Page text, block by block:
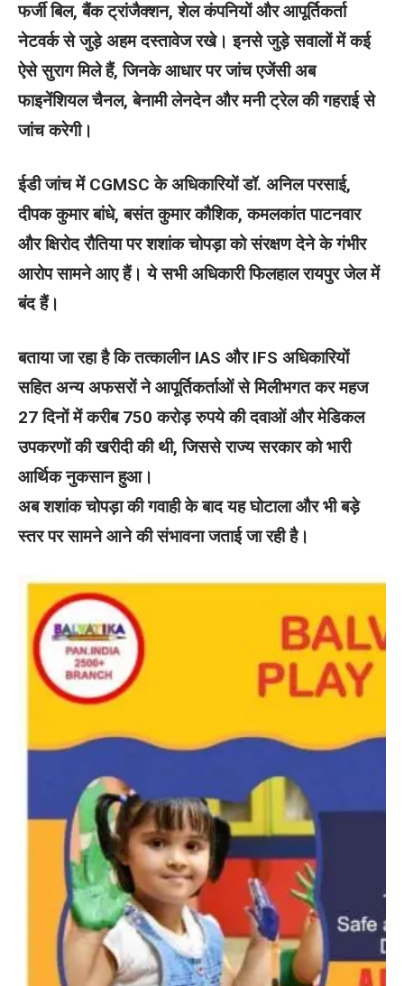
फर्जी बिल, बैंक ट्रांजैक्शन, शेल कंपनियों और आपूर्तिकर्ता
नेटवर्क से जुड़े अहम दस्तावेज रखे। इनसे जुड़े सवालों में कई
ऐसे सुराग मिले हैं, जिनके आधार पर जांच एजेंसी अब
फाइनेंशियल चैनल, बेनामी लेनदेन और मनी ट्रेल की गहराई से
जांच करेगी।
ईडी जांच में CGMSC के अधिकारियों डॉ. अनिल परसाई,
दीपक कुमार बांधे, बसंत कुमार कौशिक, कमलकांत पाटनवार
और क्षिरोद रौतिया पर शशांक चोपड़ा को संरक्षण देने के गंभीर
आरोप सामने आए हैं। ये सभी अधिकारी फिलहाल रायपुर जेल में
बंद हैं।
बताया जा रहा है कि तत्कालीन IAS और IFS अधिकारियों
सहित अन्य अफसरों ने आपूर्तिकर्ताओं से मिलीभगत कर महज
27 दिनों में करीब 750 करोड़ रुपये की दवाओं और मेडिकल
उपकरणों की खरीदी की थी, जिससे राज्य सरकार को भारी
आर्थिक नुकसान हुआ।
अब शशांक चोपड़ा की गवाही के बाद यह घोटाला और भी बड़े
स्तर पर सामने आने की संभावना जताई जा रही है।